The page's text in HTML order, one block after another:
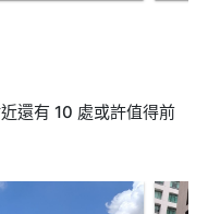
還有 10 處或許值得前